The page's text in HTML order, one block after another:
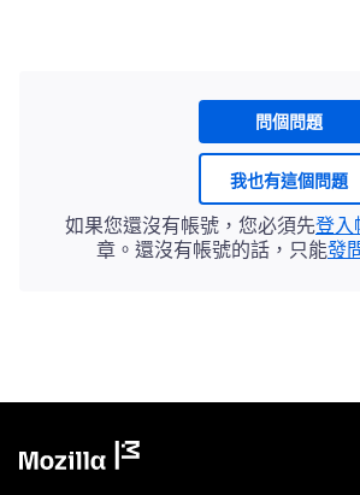
問個問題
我也有這個問題
如果您還沒有帳號，您必須先登入
章。還沒有帳號的話，只能發